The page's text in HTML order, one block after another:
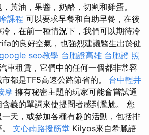
黃油，果醬，奶酪，切割和雞蛋。
課程 可以要求早餐和自助早餐，在後
，在前一種情況下，我們可以期待冷
的良好空氣，也強烈建議醫生出於健
seo教學 台胞證高雄 台胞證 照
車租賃，它們中的任何一個都非常容
都是TF5高速公路節省的。 台中輕井
摩 擁有秘密主題的玩家可能會嘗試通
義的單詞來使提問者感到尷尬。 您
天，或參加各種有趣的活動，包括排
文心南路撥筋堂 Kilyos來自希臘語